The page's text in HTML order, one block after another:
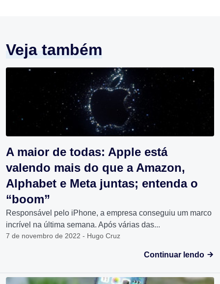
Veja também
A maior de todas: Apple está
valendo mais do que a Amazon,
Alphabet e Meta juntas; entenda o
“boom”
Responsável pelo iPhone, a empresa conseguiu um marco
incrível na última semana. Após várias das...
7 de novembro de 2022 - Hugo Cruz
Continuar lendo